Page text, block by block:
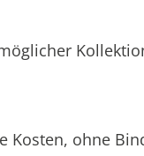
ohne